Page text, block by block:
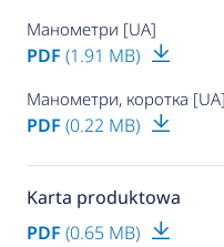
Манометри [UA]
PDF (1.91 MB)
Манометри, коротка [UA]
PDF (0.22 MB)
Karta produktowa
PDF (0.65 MB)